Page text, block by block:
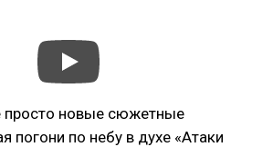
просто новые сюжетные
погони по небу в духе «Атаки